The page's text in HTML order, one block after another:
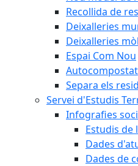
Recollida de
Deixalleries
Deixalleries
Espai Com Nou
Separa els
Servei d'Estudis
Infografies
Estudis de
Dades
Dades de